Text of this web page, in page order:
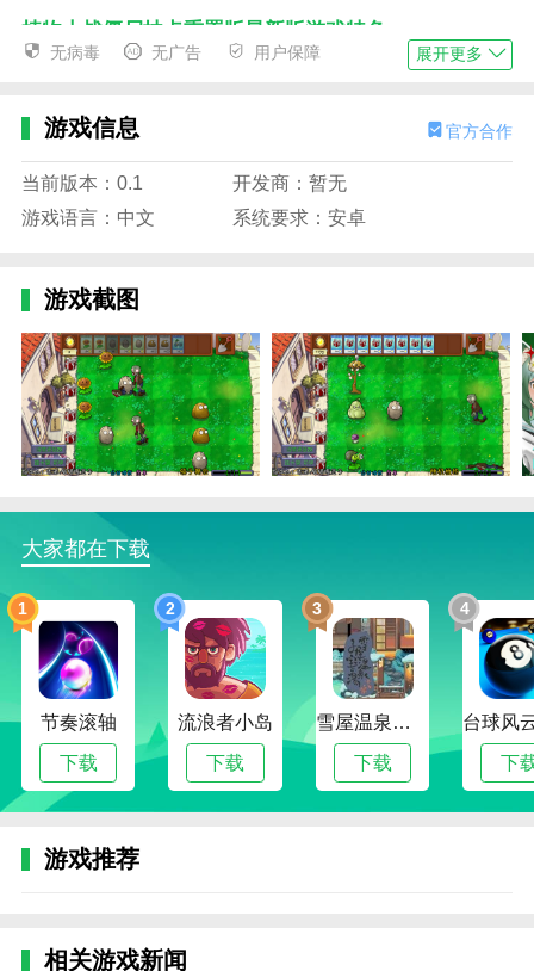
植物大战僵尸抽卡重置版最新版游戏特色
1、重置后的版本三端支持，让玩家能够更加方便
2、共有7种不同稀有度的卡牌可以抽取，每一种卡
牌中都有着非常丰富的植物，搭配起来非常丰富。
3、每次通关冒险模式都可以随机抽取卡牌，看看
4、除了冒险模式外，还有趣味的迷你游戏可以体
验，让你有机会去玩到各种没有抽到过的植物，趣味十
足。
植物大战僵尸抽卡重置版最新版游戏亮点
1、游戏的植物都是比较常见的，比如豌豆射手、
向日葵等，当然也有原创的植物，以及僵尸。
游戏等，每个模式都有不同的关卡可以挑战。
有足够多的植物，就能组合超多阵容。
4、僵尸总是一波接着一波，玩家在挑战的时候需
要快速布置防御阵容，这样才能成功过关的。
植物大战僵尸抽卡重置版游戏炼狱卡介绍
游戏中我们不在直接种植物，需要抽卡来种植植物
1、小推车：和关卡里的小推车一样秒杀所有僵
补给品在左上角弹出来。
无病毒 无广告 用户保障 展开更多
游戏信息 官方合作
当前版本：0.1
开发商：暂无
游戏语言：中文
系统要求：安卓
游戏截图
大家都在下载
1
节奏滚轴
下载
2
流浪者小岛
下载
3
雪屋温泉旅馆下载官方版正版
下载
4
下
游戏推荐
相关游戏新闻